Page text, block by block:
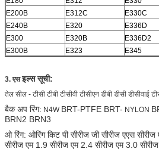
E200B
E312C E330C
E240B
E320 E336D
E300
E320B E336D2
E300B
E323 E345
3. एस इल्स सूची:
तेल सील - टीसी टीबी टीसीवी टीसीएन डीबी डीसी डीसीवाई
बैक अप रिंग: N4W BRT-PTFE BRT- NYLON
BRN2 BRN3
ओ रिंग: ओरिंग किट पी सीरीज जी सीरीज एएस
सीरीज एम 1.9 सीरीज एम 2.4 सीरीज एम 3.0